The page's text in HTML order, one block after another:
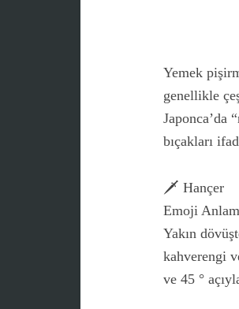
Yemek
genellikle
Japonca’da
bıçakları
🗡️ Hançer
Emoji
Yakın
kahverengi
ve 45 °